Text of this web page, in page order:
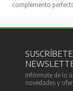
complemento
Infórmate de lo
novedades y